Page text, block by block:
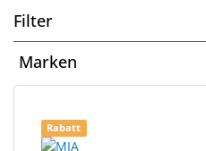
Brillenteile
Werkstatt
Handelsware
Sport
Filter
Marken
Ergebnisse
Suchergebnisse
gerendert.
Rabatt